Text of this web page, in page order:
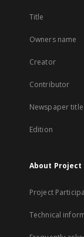
Title
Owners name
Creator
Contributor
Newspaper title
Edition
About Project
Project
Technical